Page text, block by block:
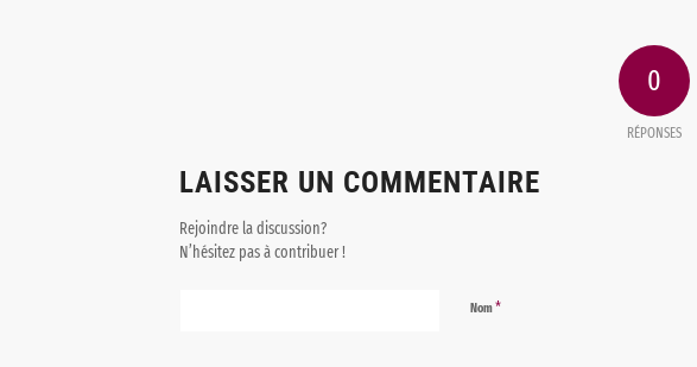
0
RÉPONSES
LAISSER UN COMMENTAIRE
Rejoindre la discussion?
N’hésitez pas à contribuer !
Nom*